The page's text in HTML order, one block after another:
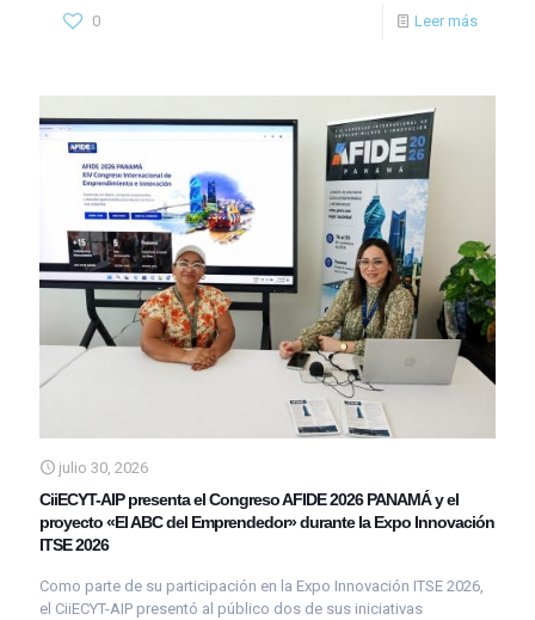
0 Leer más
julio 30, 2026
CiiECYT-AIP presenta el Congreso AFIDE 2026 PANAMÁ y el
proyecto «El ABC del Emprendedor» durante la Expo Innovación
ITSE 2026
Como parte de su participación en la Expo Innovación ITSE 2026,
el CiiECYT-AIP presentó al público dos de sus iniciativas